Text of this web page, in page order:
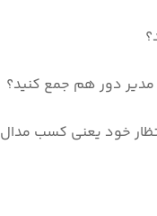
مدیر دور هم جمع کنید؟
خود یعنی کسب